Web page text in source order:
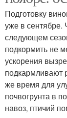
Подготовку
уже в сентябре.
следующем
подкормить не
ускорения
подкармливают
же время для
почвогрунта в
навоз, птичий